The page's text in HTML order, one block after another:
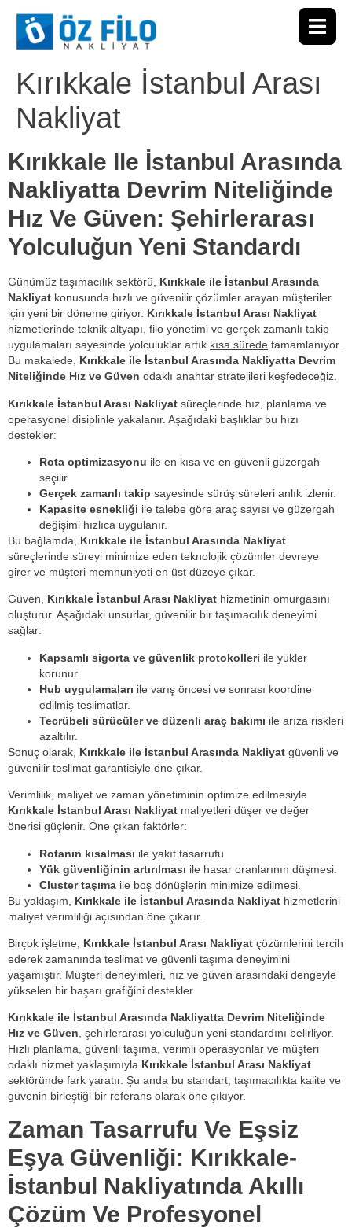
Kırıkkale İstanbul Arası
Nakliyat
Kırıkkale Ile İstanbul Arasında
Nakliyatta Devrim Niteliğinde
Hız Ve Güven: Şehirlerarası
Yolculuğun Yeni Standardı
Günümüz taşımacılık sektörü, Kırıkkale ile İstanbul Arasında
Nakliyat konusunda hızlı ve güvenilir çözümler arayan müşteriler
için yeni bir döneme giriyor. Kırıkkale İstanbul Arası Nakliyat
hizmetlerinde teknik altyapı, filo yönetimi ve gerçek zamanlı takip
uygulamaları sayesinde yolculuklar artık kısa sürede tamamlanıyor.
Bu makalede, Kırıkkale ile İstanbul Arasında Nakliyatta Devrim
Niteliğinde Hız ve Güven odaklı anahtar stratejileri keşfedeceğiz.
Kırıkkale İstanbul Arası Nakliyat süreçlerinde hız, planlama ve
operasyonel disiplinle yakalanır. Aşağıdaki başlıklar bu hızı
destekler:
Rota optimizasyonu ile en kısa ve en güvenli güzergah
seçilir.
Gerçek zamanlı takip sayesinde sürüş süreleri anlık izlenir.
Kapasite esnekliği ile talebe göre araç sayısı ve güzergah
değişimi hızlıca uygulanır.
Bu bağlamda, Kırıkkale ile İstanbul Arasında Nakliyat
süreçlerinde süreyi minimize eden teknolojik çözümler devreye
girer ve müşteri memnuniyeti en üst düzeye çıkar.
Güven, Kırıkkale İstanbul Arası Nakliyat hizmetinin omurgasını
oluşturur. Aşağıdaki unsurlar, güvenilir bir taşımacılık deneyimi
sağlar:
Kapsamlı sigorta ve güvenlik protokolleri ile yükler
korunur.
Hub uygulamaları ile varış öncesi ve sonrası koordine
edilmiş teslimatlar.
Tecrübeli sürücüler ve düzenli araç bakımı ile arıza riskleri
azaltılır.
Sonuç olarak, Kırıkkale ile İstanbul Arasında Nakliyat güvenli ve
güvenilir teslimat garantisiyle öne çıkar.
Verimlilik, maliyet ve zaman yönetiminin optimize edilmesiyle
Kırıkkale İstanbul Arası Nakliyat maliyetleri düşer ve değer
önerisi güçlenir. Öne çıkan faktörler:
Rotanın kısalması ile yakıt tasarrufu.
Yük güvenliğinin artırılması ile hasar oranlarının düşmesi.
Cluster taşıma ile boş dönüşlerin minimize edilmesi.
Bu yaklaşım, Kırıkkale ile İstanbul Arasında Nakliyat hizmetlerini
maliyet verimliliği açısından öne çıkarır.
Birçok işletme, Kırıkkale İstanbul Arası Nakliyat çözümlerini tercih
ederek zamanında teslimat ve güvenli taşıma deneyimini
yaşamıştır. Müşteri deneyimleri, hız ve güven arasındaki dengeyle
yükselen bir başarı grafiğini destekler.
Kırıkkale ile İstanbul Arasında Nakliyatta Devrim Niteliğinde
Hız ve Güven, şehirlerarası yolculuğun yeni standardını belirliyor.
Hızlı planlama, güvenli taşıma, verimli operasyonlar ve müşteri
odaklı hizmet yaklaşımıyla Kırıkkale İstanbul Arası Nakliyat
sektöründe fark yaratır. Şu anda bu standart, taşımacılıkta kalite ve
güvenin birleştiği bir referans olarak öne çıkıyor.
Zaman Tasarrufu Ve Eşsiz
Eşya Güvenliği: Kırıkkale-
İstanbul Nakliyatında Akıllı
Çözüm Ve Profesyonel